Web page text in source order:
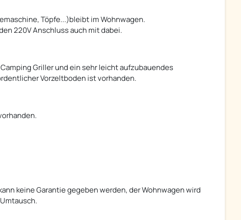
Töpfe...)bleibt im Wohnwagen.
220V Anschluss auch mit dabei.
Griller und ein sehr leicht aufzubauendes
Vorzeltboden ist vorhanden.
keine Garantie gegeben werden, der Wohnwagen wird